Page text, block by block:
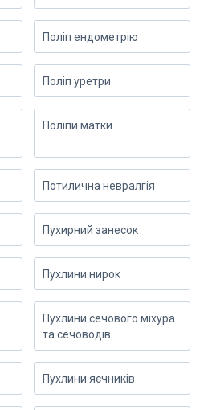
Поліп ендометрію
Поліп уретри
Поліпи матки
Потилична невралгія
Пухирний занесок
Пухлини нирок
Пухлини сечового міхура
та сечоводів
Пухлини яєчників